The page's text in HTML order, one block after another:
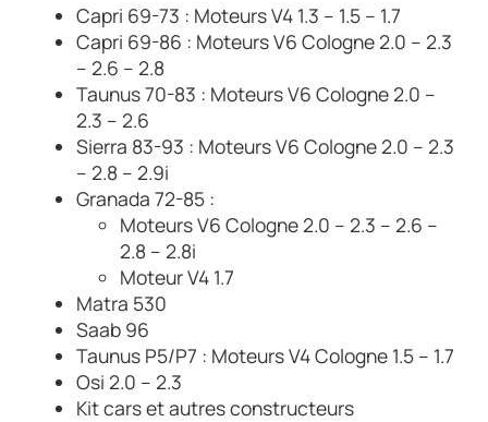
Capri 69-73 : Moteurs V4 1.3 – 1.5 – 1.7
Capri 69-86 : Moteurs V6 Cologne 2.0 – 2.3
– 2.6 – 2.8
Taunus 70-83 : Moteurs V6 Cologne 2.0 –
2.3 – 2.6
Sierra 83-93 : Moteurs V6 Cologne 2.0 – 2.3
– 2.8 – 2.9i
Granada 72-85 :
Moteurs V6 Cologne 2.0 – 2.3 – 2.6 –
2.8 – 2.8i
Moteur V4 1.7
Matra 530
Saab 96
Taunus P5/P7 : Moteurs V4 Cologne 1.5 – 1.7
Osi 2.0 – 2.3
Kit cars et autres constructeurs